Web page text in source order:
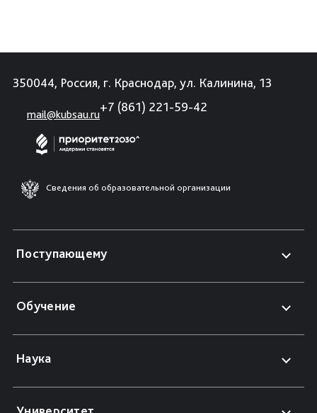
350044, Россия, г. Краснодар, ул. Калинина, 13
mail@kubsau.ru
+7 (861) 221-59-42
Сведения об образовательной организации
Поступающему
Обучение
Наука